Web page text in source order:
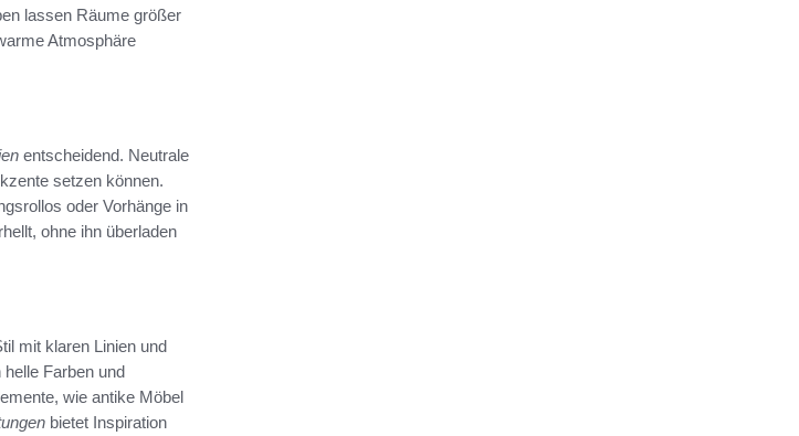
lassen Räume größer
Atmosphäre
entscheidend. Neutrale
setzen können.
oder Vorhänge in
ohne ihn überladen
mit klaren Linien und
Farben und
wie antike Möbel
bietet Inspiration